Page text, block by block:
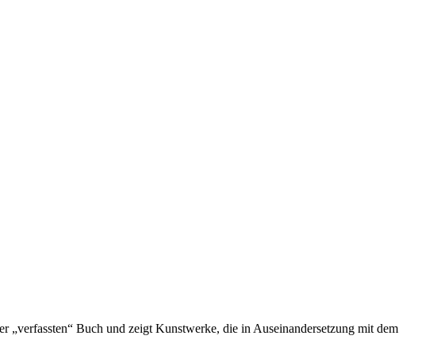
„verfassten“ Buch und zeigt Kunstwerke, die in Auseinandersetzung mit dem